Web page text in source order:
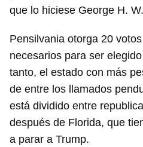
que lo hiciese George H.
Pensilvania otorga 20
necesarios para ser
tanto, el estado con más
de entre los llamados
está dividido entre
después de Florida, que
a parar a Trump.